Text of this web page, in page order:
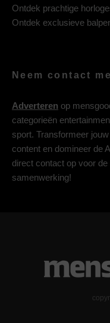
Ontdek prachtige
Ontdek exclusieve
Neem contact
Adverteren op
categorieën
sport. Transformeer
content en domineer de
direct contact op voor
samenwerking!